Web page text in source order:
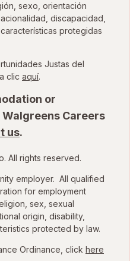
sexo, orientación
discapacidad,
protegidas
Justas del
clic aquípara ver la
.
or
Careers
us.
All rights reserved.
employer. All qualified
for employment
sex, sexual
origin, disability,
protected by law.
Ordinance, click here